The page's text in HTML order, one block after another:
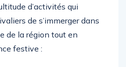
d’activités qui
de s’immerger dans
de la région tout en
festive :